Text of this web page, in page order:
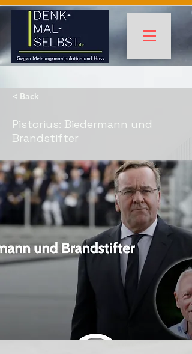
< Back
Pistorius: Biedermann und
Brandstifter